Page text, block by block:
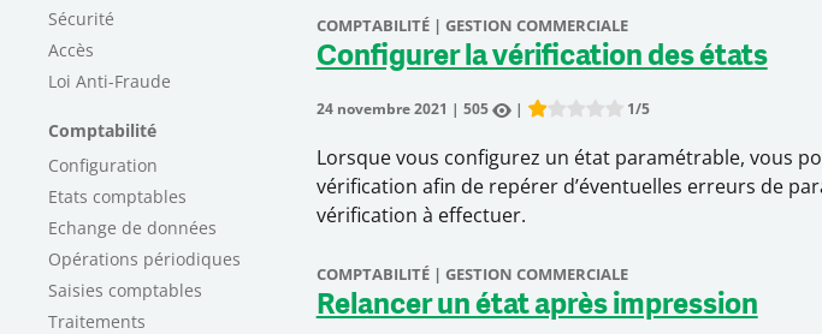
Sécurité
Accès
Loi Anti-Fraude
Comptabilité
Configuration
Etats comptables
Echange de données
Opérations périodiques
Saisies comptables
Traitements
COMPTABILITÉ | GESTION COMMERCIALE
Configurer la vérification des états
24 novembre 2021 | 505 |
Rate this item:
1/5
Lorsque vous configurez un état paramétrable, vous
vérification afin de repérer d’éventuelles erreurs de
vérification à effectuer.
COMPTABILITÉ | GESTION COMMERCIALE
Relancer un état après impression